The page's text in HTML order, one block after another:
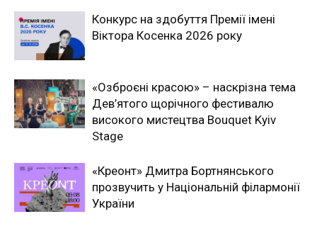
Конкурс на здобуття Премії імені
Віктора Косенка 2026 року
«Озброєні красою» – наскрізна тема
Дев’ятого щорічного фестивалю
високого мистецтва Bouquet Kyiv
Stage
«Креонт» Дмитра Бортнянського
прозвучить у Національній філармонії
України